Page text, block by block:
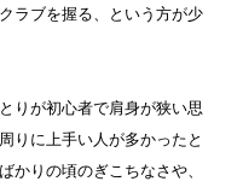
ラブを握る、という方が少
りが初心者で肩身が狭い思
りに上手い人が多かったと
かりの頃のぎこちなさや、